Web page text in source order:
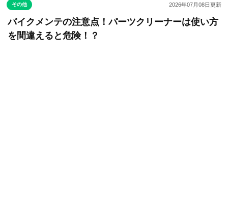
その他 2026年07月08日更新
バイクメンテの注意点！パーツクリーナーは使い方
を間違えると危険！？